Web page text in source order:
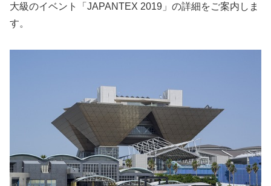
大級のイベント「JAPANTEX 2019」の詳細をご案内しま
す。